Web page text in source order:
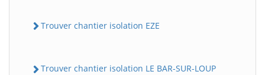
Trouver chantier isolation EZE
Trouver chantier isolation LE BAR-SUR-LOUP